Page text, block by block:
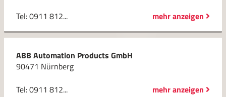
Tel: 0911 812...
mehr anzeigen
ABB Automation Products GmbH
90471 Nürnberg
Tel: 0911 812...
mehr anzeigen